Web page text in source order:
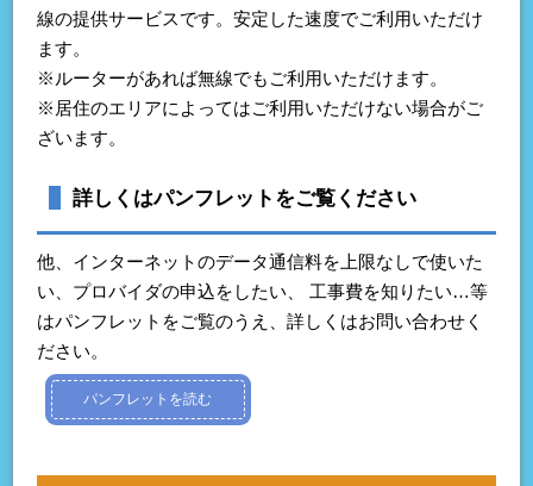
線の提供サービスです。安定した速度でご利用いただけ
ます。
※ルーターがあれば無線でもご利用いただけます。
※居住のエリアによってはご利用いただけない場合がご
ざいます。
詳しくはパンフレットをご覧ください
他、インターネットのデータ通信料を上限なしで使いた
い、プロバイダの申込をしたい、 工事費を知りたい…等
はパンフレットをご覧のうえ、詳しくはお問い合わせく
ださい。
パンフレットを読む